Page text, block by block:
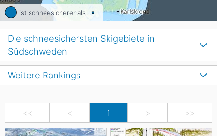
ist schneesicherer als
<< < 1 > >>
Weitere Rankings
Die schneesichersten Skigebiete in
Südschweden